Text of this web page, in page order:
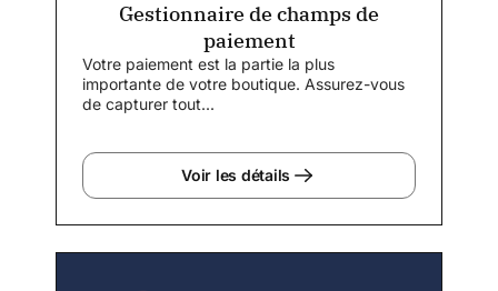
Gestionnaire de champs de
paiement
Votre paiement est la partie la plus
importante de votre boutique. Assurez-vous
de capturer tout...
Voir les détails